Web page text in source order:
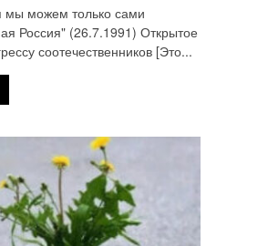
мы можем только сами
Россия" (26.7.1991) Открытое
соотечественников [Это...